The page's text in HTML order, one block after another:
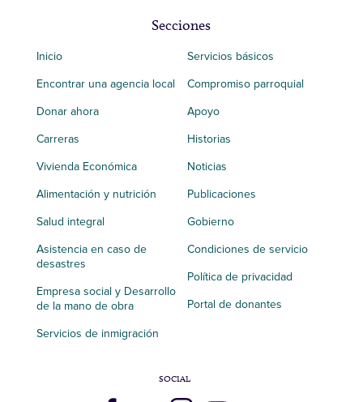
Secciones
Inicio
Encontrar una agencia local
Donar ahora
Carreras
Vivienda Económica
Alimentación y nutrición
Salud integral
Asistencia en caso de
desastres
Empresa social y Desarrollo
de la mano de obra
Servicios de inmigración
Servicios básicos
Compromiso parroquial
Apoyo
Historias
Noticias
Publicaciones
Gobierno
Condiciones de servicio
Política de privacidad
Portal de donantes
SOCIAL